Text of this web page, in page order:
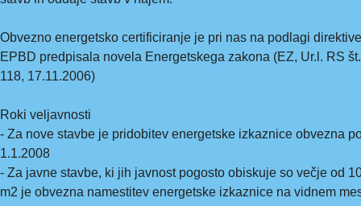
Obvezno energetsko certificiranje je pri nas na podlagi direktive
EPBD predpisala novela Energetskega zakona (EZ, Ur.l. RS št.
118, 17.11.2006)
Roki veljavnosti
- Za nove stavbe je pridobitev energetske izkaznice obvezna
1.1.2008
- Za javne stavbe, ki jih javnost pogosto obiskuje so večje od
m2 je obvezna namestitev energetske izkaznice na vidnem